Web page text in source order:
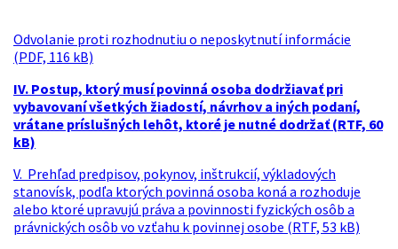
Odvolanie proti rozhodnutiu o neposkytnutí informácie
(PDF, 116 kB)
IV. Postup, ktorý musí povinná osoba dodržiavať pri
vybavovaní všetkých žiadostí, návrhov a iných podaní,
vrátane príslušných lehôt, ktoré je nutné dodržať (RTF, 60
kB)
V. Prehľad predpisov, pokynov, inštrukcií, výkladových
stanovísk, podľa ktorých povinná osoba koná a rozhoduje
alebo ktoré upravujú práva a povinnosti fyzických osôb a
právnických osôb vo vzťahu k povinnej osobe (RTF, 53 kB)